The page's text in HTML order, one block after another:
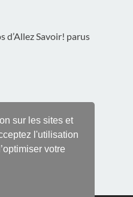
sur les sites et
l'utilisation
votre
d’Allez Savoir! parus